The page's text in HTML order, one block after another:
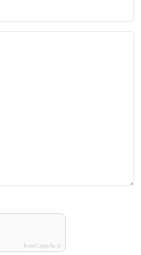
IconCaptcha ©